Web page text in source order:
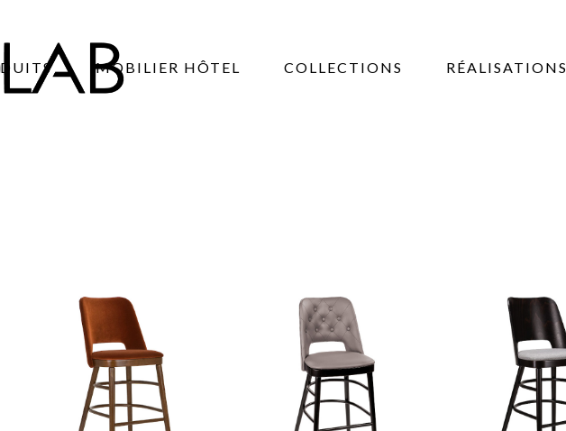
MOBILIER HÔTEL COLLECTIONS RÉALISATIONS